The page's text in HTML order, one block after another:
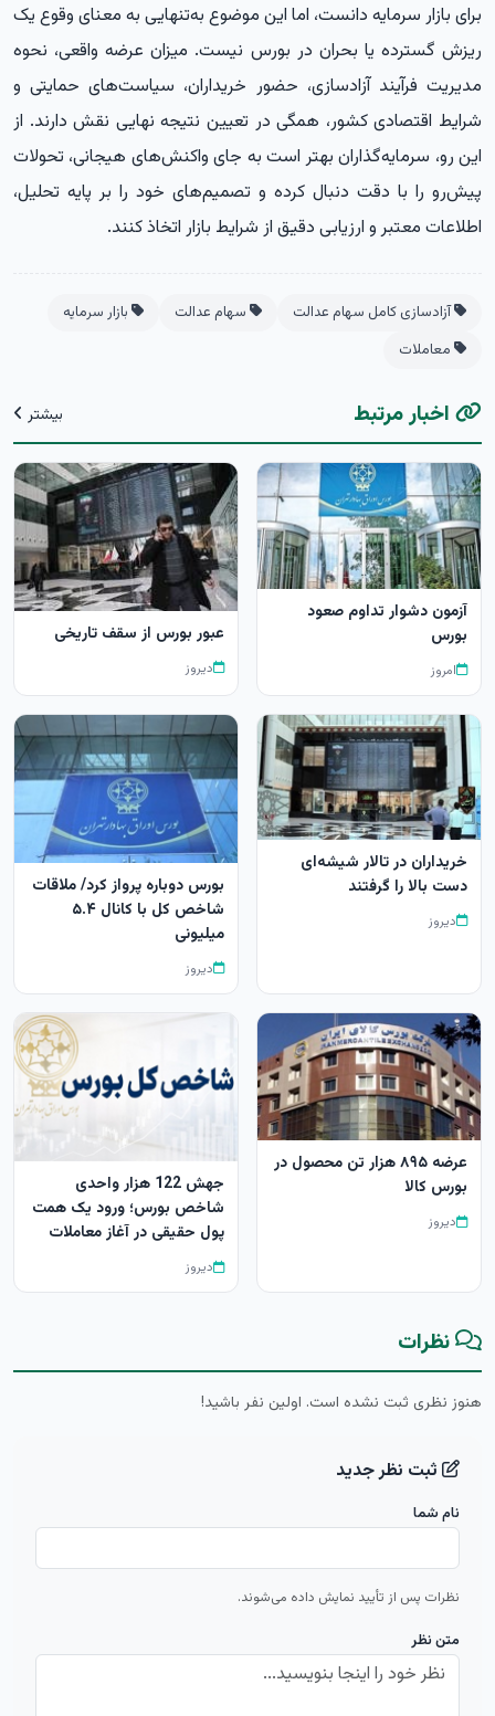
برای بازار سرمایه دانست، اما این موضوع به‌تنهایی به معنای وقوع یک
ریزش گسترده یا بحران در بورس نیست. میزان عرضه واقعی، نحوه
مدیریت فرآیند آزادسازی، حضور خریداران، سیاست‌های حمایتی و
شرایط اقتصادی کشور، همگی در تعیین نتیجه نهایی نقش دارند. از
این رو، سرمایه‌گذاران بهتر است به جای واکنش‌های هیجانی، تحولات
پیش‌رو را با دقت دنبال کرده و تصمیم‌های خود را بر پایه تحلیل،
اطلاعات معتبر و ارزیابی دقیق از شرایط بازار اتخاذ کنند.
آزادسازی کامل سهام عدالت سهام عدالت
بازار سرمایه
معاملات
اخبار مرتبط بیشتر
آزمون دشوار تداوم صعود
بورس
امروز
عبور بورس از سقف تاریخی
دیروز
خریداران در تالار شیشه‌ای
دست بالا را گرفتند
دیروز
بورس دوباره پرواز کرد/ ملاقات
شاخص کل با کانال ۵.۴
میلیونی
دیروز
عرضه ۸۹۵ هزار تن محصول در
بورس کالا
دیروز
جهش 122 هزار واحدی
شاخص بورس؛ ورود یک همت
پول حقیقی در آغاز معاملات
دیروز
نظرات
هنوز نظری ثبت نشده است. اولین نفر باشید!
ثبت نظر جدید
نام شما
نظرات پس از تأیید نمایش داده می‌شوند.
متن نظر